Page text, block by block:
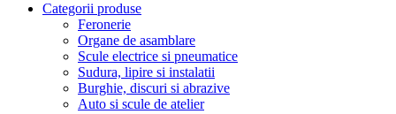
Categorii produse
Feronerie
Organe de asamblare
Scule electrice si pneumatice
Sudura, lipire si instalatii
Burghie, discuri si abrazive
Auto si scule de atelier